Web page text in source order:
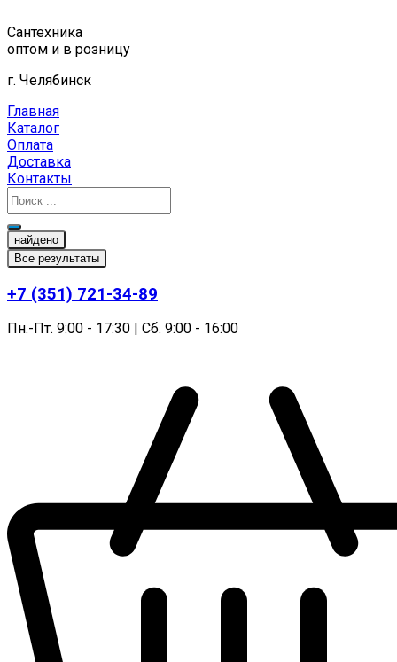
к
содержимому
Сантехника
оптом и в розницу
г. Челябинск
Главная
Каталог
Оплата
Доставка
Контакты
найдено
Все результаты
+7 (351) 721-34-89
Пн.-Пт. 9:00 - 17:30 | Сб. 9:00 - 16:00